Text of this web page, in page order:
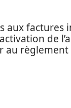
aux factures
de
au